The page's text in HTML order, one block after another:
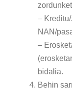
–
NAN/
–
bidalia.
Behin